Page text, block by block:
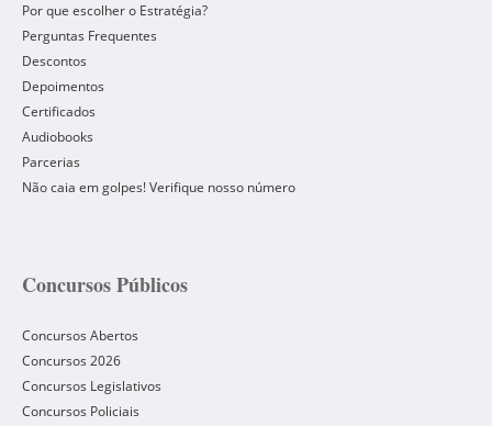
Por que escolher o Estratégia?
Perguntas Frequentes
Descontos
Depoimentos
Certificados
Audiobooks
Parcerias
Não caia em golpes! Verifique nosso número
Concursos Públicos
Concursos Abertos
Concursos 2026
Concursos Legislativos
Concursos Policiais